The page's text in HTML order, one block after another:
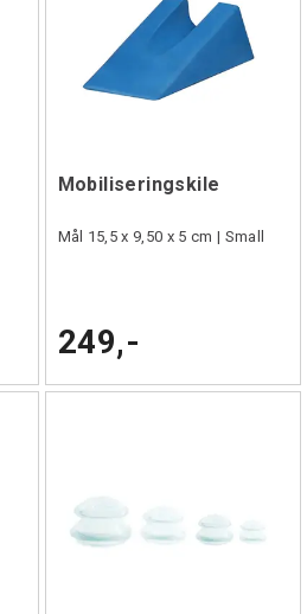
Mobiliseringskile
Mål 15,5 x 9,50 x 5 cm | Small
249,-